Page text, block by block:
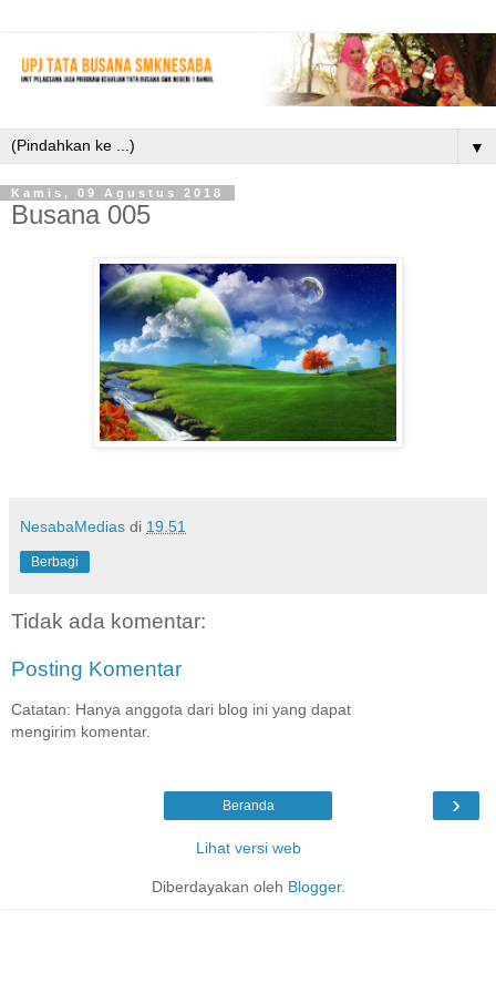
▼
Kamis, 09 Agustus 2018
Busana 005
NesabaMedias di 19.51
Berbagi
Tidak ada komentar:
Posting Komentar
Catatan: Hanya anggota dari blog ini yang dapat
mengirim komentar.
›
Beranda
Lihat versi web
Diberdayakan oleh Blogger.